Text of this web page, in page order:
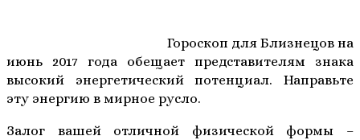
Гороскоп для Близнецов на
июнь 2017 года обещает представителям знака
высокий энергетический потенциал. Направьте
эту энергию в мирное русло.
Залог вашей отличной физической формы –